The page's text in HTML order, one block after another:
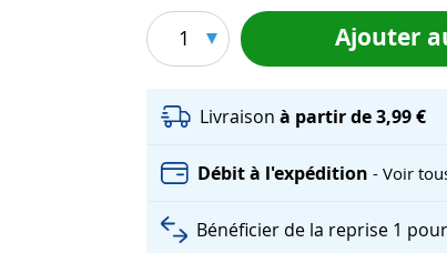
1 Ajouter
Livraisonà partir de 3,99 €
Débit à l'expédition- Voir
Bénéficier de la reprise 1